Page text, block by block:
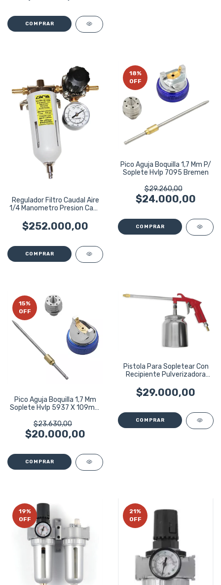
Regulador Filtro Caudal Aire
1/4 Manometro Presion Cane
$252.000,00
18%
OFF
Pico Aguja Boquilla 1,7 Mm P/
Soplete Hvlp 7095 Bremen
$29.260,00
$24.000,00
15%
OFF
Pico Aguja Boquilla 1,7 Mm
Soplete Hvlp 5937 X 109mm
$23.630,00
$20.000,00
Pistola Para Sopletear Con
Recipiente Pulverizadora
$29.000,00
19%
OFF
21%
OFF